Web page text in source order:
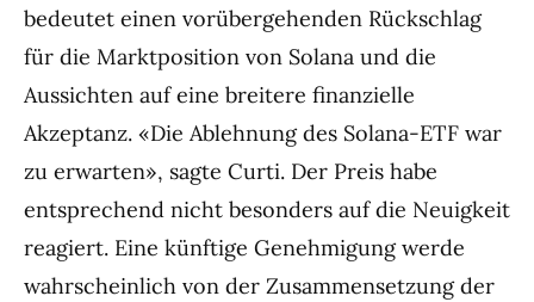
bedeutet einen vorübergehenden Rückschlag
für die Marktposition von Solana und die
Aussichten auf eine breitere finanzielle
Akzeptanz. «Die Ablehnung des Solana-ETF war
zu erwarten», sagte Curti. Der Preis habe
entsprechend nicht besonders auf die Neuigkeit
reagiert. Eine künftige Genehmigung werde
wahrscheinlich von der Zusammensetzung der